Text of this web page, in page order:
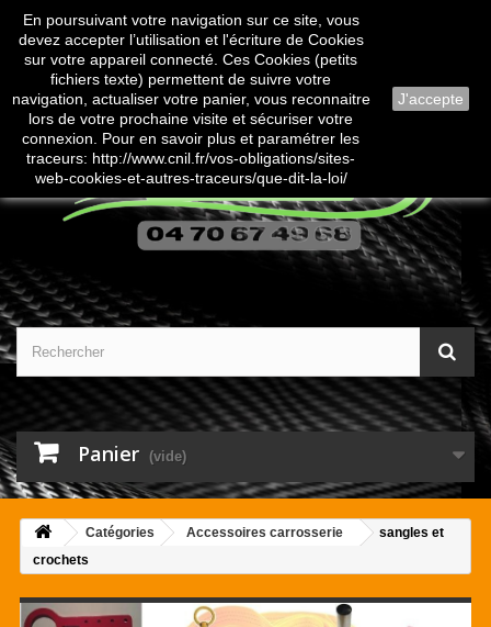
Contactez-nous
Panier (vide)
Catégories Accessoires carrosserie
sangles et
crochets
En poursuivant votre navigation sur ce site, vous
devez accepter l’utilisation et l'écriture de Cookies
sur votre appareil connecté. Ces Cookies (petits
fichiers texte) permettent de suivre votre
navigation, actualiser votre panier, vous reconnaitre
lors de votre prochaine visite et sécuriser votre
connexion. Pour en savoir plus et paramétrer les
traceurs: http://www.cnil.fr/vos-obligations/sites-
web-cookies-et-autres-traceurs/que-dit-la-loi/
J'accepte